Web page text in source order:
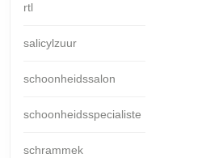
rtl
salicylzuur
schoonheidssalon
schoonheidsspecialiste
schrammek